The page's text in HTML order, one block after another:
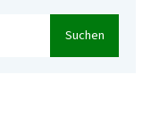
Suchen